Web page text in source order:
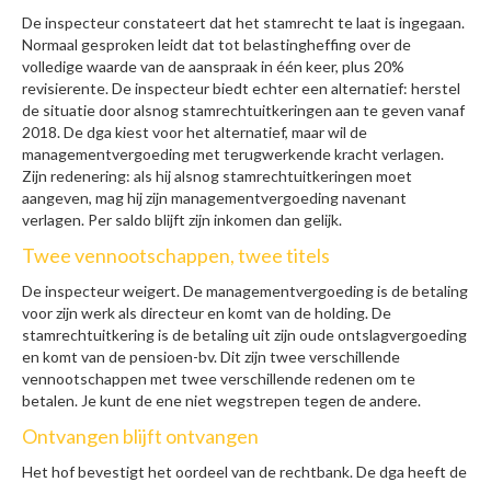
De inspecteur constateert dat het stamrecht te laat is ingegaan.
Normaal gesproken leidt dat tot belastingheffing over de
volledige waarde van de aanspraak in één keer, plus 20%
revisierente. De inspecteur biedt echter een alternatief: herstel
de situatie door alsnog stamrechtuitkeringen aan te geven vanaf
2018. De dga kiest voor het alternatief, maar wil de
managementvergoeding met terugwerkende kracht verlagen.
Zijn redenering: als hij alsnog stamrechtuitkeringen moet
aangeven, mag hij zijn managementvergoeding navenant
verlagen. Per saldo blijft zijn inkomen dan gelijk.
Twee vennootschappen, twee titels
De inspecteur weigert. De managementvergoeding is de betaling
voor zijn werk als directeur en komt van de holding. De
stamrechtuitkering is de betaling uit zijn oude ontslagvergoeding
en komt van de pensioen-bv. Dit zijn twee verschillende
vennootschappen met twee verschillende redenen om te
betalen. Je kunt de ene niet wegstrepen tegen de andere.
Ontvangen blijft ontvangen
Het hof bevestigt het oordeel van de rechtbank. De dga heeft de